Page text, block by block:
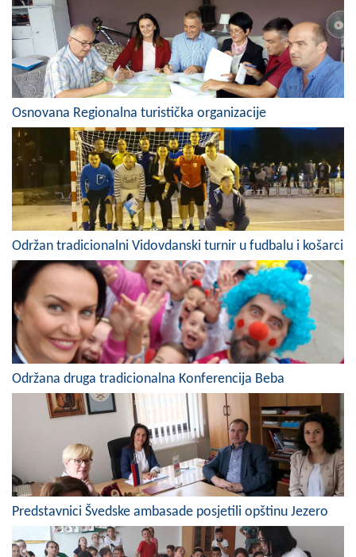
Obavještenja
Zaštita od požara
COVID 19
Geoistraživanja
FINANSIJE
PRIVREDA
Poljoprivreda
Turizam
Sport
CIVILNA ZAŠTITA
KONTAKT
Osnovana Regionalna turistička organizacije
Održan tradicionalni Vidovdanski turnir u fudbalu i košarci
Održana druga tradicionalna Konferencija Beba
Predstavnici Švedske ambasade posjetili opštinu Jezero